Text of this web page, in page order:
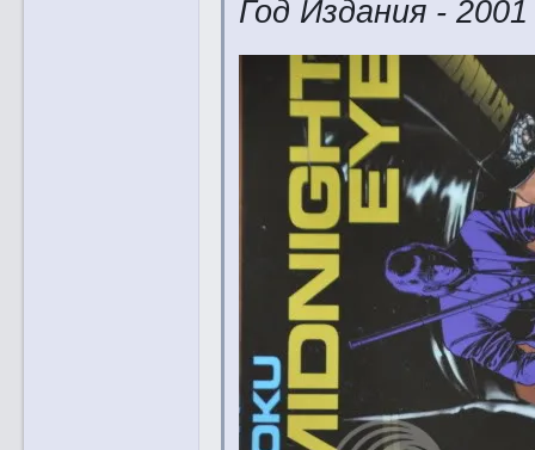
Год Издания - 2001